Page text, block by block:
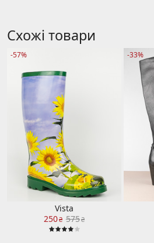
Схожі товари
-57%
Vista
250₴ 575₴
-33%